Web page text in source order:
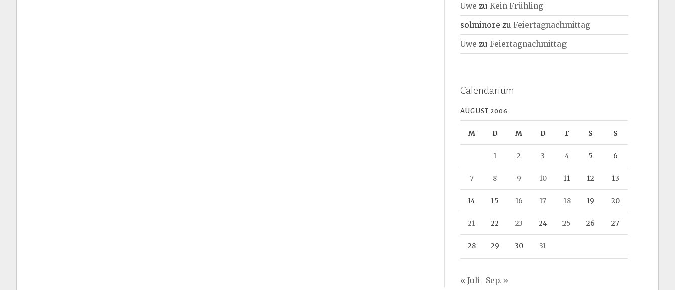
Uwe zuKein Frühling
solminore zuFeiertagnachmittag
Uwe zuFeiertagnachmittag
Calendarium
AUGUST 2006
M D M D F S S
1 2 3 4 5 6
7 8 9 10 11 12 13
14 15 16 17 18 19 20
21 22 23 24 25 26 27
28 29 30 31
« Juli Sep. »